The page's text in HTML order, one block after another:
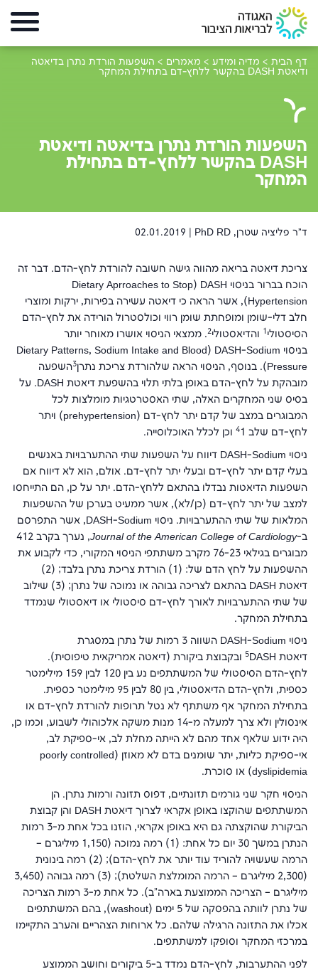
דף הבית > מדיה ומידע > מאמרים > השפעות הורדת נתרן בדיאטה
ודיאטת DASH בהקשר ללחץ-דם בתחילת המחקר
השפעות הורדת נתרן בדיאטה ודיאטת
DASH בהקשר ללחץ-דם בתחילת
המחקר
ד"ר פליציה שטרן, PhD RD | 02.01.2019
צריכת דיאטה בריאה מהווה גישה חשובה להורדת לחץ-הדם. דבר זה
הוכח בברור בניסוי DASH
(
Dietary Aprroaches to Stop
Hypertension ), אשר הראה כי דיאטה עשירה בפירות, ירקות ומוצרי
חלב דלי-שומן ומופחתת שומן רווי וכולסטרול הורידה את לחץ-הדם
הסיסטולי 1 והדיאסטולי2. ממצאי הניסוי אושרו מאוחר יותר
בניסוי DASH-Sodium
(
Dietary Patterns, Sodium Intake and Blood
Pressure ). בנוסף, הניסוי הראה שלהורדת צריכת נתרן3השפעה
מובהקת על לחץ-הדם באופן בלתי תלוי בהשפעת דיאטת DASH. על
בסיס שני המחקרים האלה, שתי האסטרטגיות מומלצות לכל
המבוגרים במצב של קדם יתר לחץ-דם (prehypertension) ויתר
לחץ-דם שלב
41 וכן לכלל האוכלוסייה.
ניסוי DASH-Sodium דיווח על השפעות שתי ההתערבויות באנשים
בעלי קדם יתר לחץ-דם ובעלי יתר לחץ-דם. אולם, הוא לא דיווח אם
השפעות הדיאטות נבדלו בהתאם ללחץ-הדם. יתר על כן, הם התייחסו
למצב של יתר לחץ-דם (כן/לא), אשר ממעיט בערכן של ההשפעות
המלאות של שתי ההתערבויות. ניסוי DASH-Sodium, אשר התפרסם
ב-Journal of the American College of Cardiology
, נערך בקרב 412
מבוגרים בגילאי 76-23 מקרב משתתפי הניסוי המקורי, כדי לקבוע את
ההשפעות על לחץ הדם של: (1) הורדת צריכת נתרן בלבד; (2)
דיאטת DASH
בהתאם לצריכה גבוהה או נמוכה של נתרן; (3) שילוב
של שתי ההתערבויות לאורך לחץ-דם סיסטולי או דיאסטולי שנמדד
בתחילת המחקר.
ניסוי DASH-Sodium
השווה 3 רמות של נתרן במסגרת
דיאטת DASH
5 ובקבוצת ביקורת (דיאטה אמריקאית טיפוסית).
לחץ-הדם הסיסטולי של המשתתפים נע בין 120 לבין 159 מילימטר
כספית, ולחץ-הדם הדיאסטולי, בין 80 לבין 95 מילימטר כספית.
בתחילת המחקר אף משתתף לא נטל תרופות להורדת לחץ-דם או
אינסולין ולא צרך למעלה מ-14 מנות משקה אלכוהולי לשבוע, וכמו כן,
היה ידוע שלאף אחד מהם לא הייתה מחלת לב, אי-ספיקת לב,
אי-ספיקת כליות, יתר שומנים בדם לא מאוזן (poorly controlled
dyslipidemia) או סוכרת.
הניסוי חקר שני גורמים תזונתיים, דפוס תזונה ורמות נתרן. הן
המשתתפים שהוקצו באופן אקראי לצרוך דיאטת DASH והן קבוצת
הביקורת שהוקצתה גם היא באופן אקראי, הוזנו בכל אחת מ-3 רמות
הנתרן במשך 30 יום כל אחת: (1) רמה נמוכה (1,150 מיליגרם –
הרמה שעשויה להוריד עוד יותר את לחץ-הדם); (2) רמה בינונית
(2,300 מיליגרם – הרמה המומלצת השלטת); (3) רמה גבוהה (3,450
מיליגרם – הצריכה הממוצעת בארה"ב). כל אחת מ-3 רמות הצריכה
של נתרן לוותה בהפסקה של 5 ימים (
washout), בהם המשתתפים
אכלו את התזונה הרגילה שלהם. כל ארוחות הצהריים והערב התקיימו
במרכזי המחקר וסופקו למשתתפים.
לפני ההתערבות, לחץ-הדם נמדד ב-5 ביקורים וחושב הממוצע